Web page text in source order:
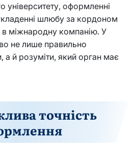
університету, оформленні
шлюбу за кордоном
в міжнародну компанію. У
не лише правильно
а й розуміти, який орган має
точність